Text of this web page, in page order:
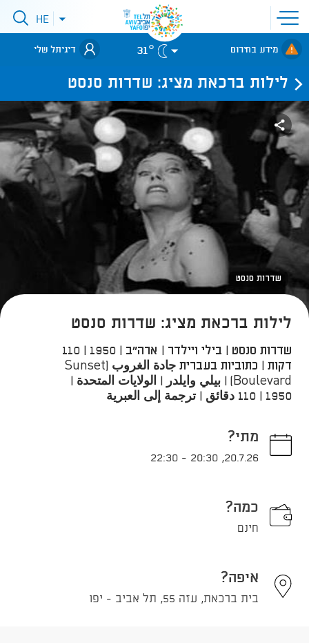
פתיחת
תפריט
אתר
לאתר עיריית
תל-אביב
פתיחתHE
מידע בחירום 31° דיגיתל שלי
לילות ברכאת מציג: שדרות סנסט
שדרות סנסט
לילות ברכאת מציג: שדרות סנסט
שדרות סנסט | בילי ויילדר | ארה"ב | 1950 | 110
דקות | כתוביות בעברית جادة الغروب (Sunset
Boulevard) | بيلي وايلدر | الولايات المتحدة |
1950 | 110 دقائق | ترجمة إلى العبرية
מתי?
20.7.26
,
20:30
-
22:30
כמה?
חינם
איפה?
בית ברכאת, עזה 55, תל אביב - יפו